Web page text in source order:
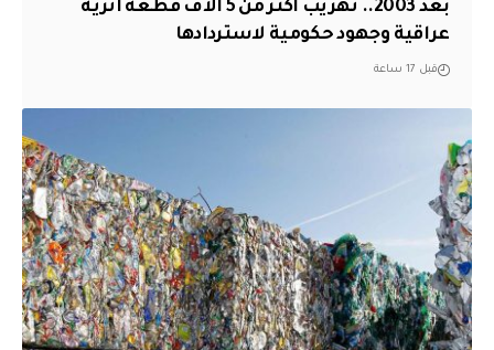
بعد 2003.. تهريب أكثر من 5 آلاف قطعة أثرية
عراقية وجهود حكومية لاستردادها
قبل 17 ساعة